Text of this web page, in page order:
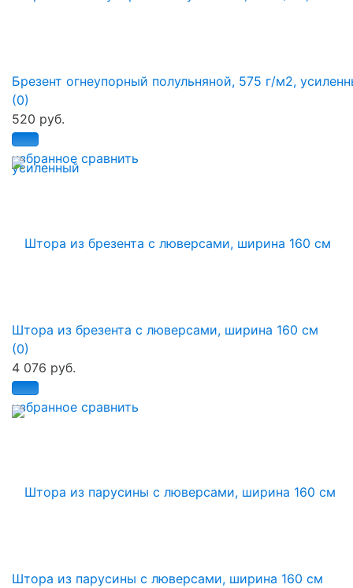
избранное сравнить
Брезент огнеупорный полульняной, 575 г/м2,
(0)
520 руб.
избранное сравнить
Штора из брезента с люверсами, ширина 160 см
(0)
4 076 руб.
Штора из парусины с люверсами, ширина 160 см